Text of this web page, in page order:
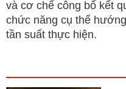
và cơ chế công bố kết
chức năng cụ thể
tần suất thực hiện.